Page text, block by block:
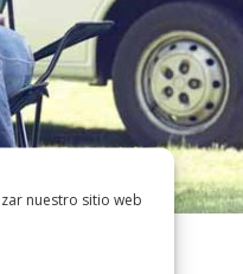
nuestro sitio web